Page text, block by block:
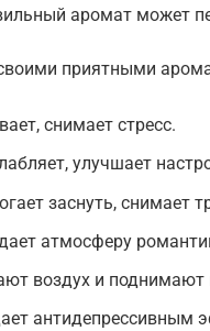
аромат может
приятными
снимает стресс.
улучшает
заснуть, снимает
атмосферу
воздух и поднимают
антидепрессивным